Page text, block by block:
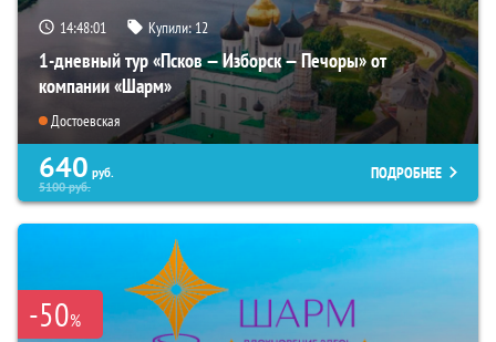
14:48:00 Купили:12
1-дневный тур «Псков — Изборск — Печоры» от
компании «Шарм»
Достоевская
640 руб.
5100руб.
ПОДРОБНЕЕ
-50%